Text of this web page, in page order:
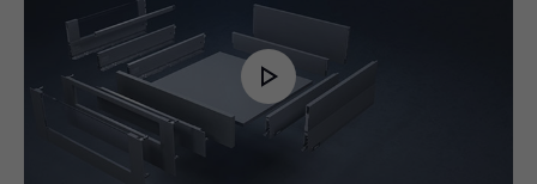
Play
Video